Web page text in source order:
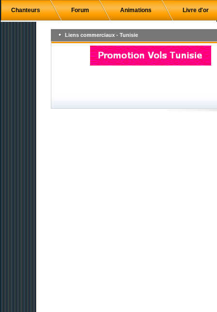
Chanteurs Forum Animations Livre d'or
Liens commerciaux - Tunisie